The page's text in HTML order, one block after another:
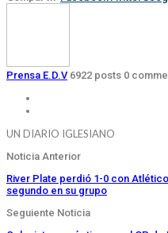
Prensa E.D.V 6922 posts 0
UN DIARIO IGLESIANO
Noticia Anterior
River Plate perdió 1-0 con
segundo en su grupo
Seguiente Noticia